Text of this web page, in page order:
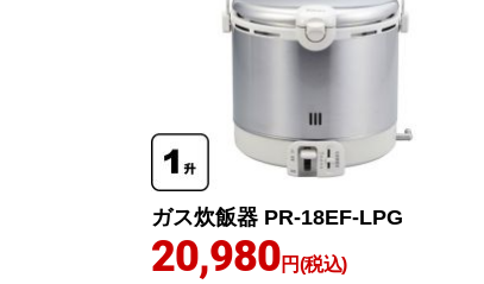
ガス炊飯器 PR-18EF-LPG
20,980円(税込)